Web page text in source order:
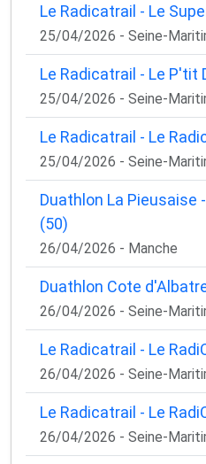
Le Radicatrail - Le
25/04/2026 - Seine-
Le Radicatrail - Le P'tit
25/04/2026 - Seine-
Le Radicatrail - Le
25/04/2026 - Seine-
Duathlon La Pieusaise
(50)
26/04/2026 - Manche
Duathlon Cote
26/04/2026 - Seine-
Le Radicatrail - Le
26/04/2026 - Seine-
Le Radicatrail - Le
26/04/2026 - Seine-